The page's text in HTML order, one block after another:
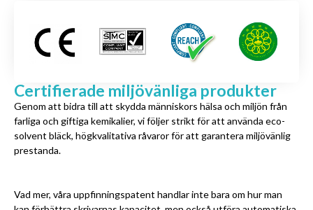
Certifierade miljövänliga produkter
Genom att bidra till att skydda människors hälsa och miljön från
farliga och giftiga kemikalier, vi följer strikt för att använda eco-
solvent bläck, högkvalitativa råvaror för att garantera miljövänlig
prestanda.
Vad mer, våra uppfinningspatent handlar inte bara om hur man